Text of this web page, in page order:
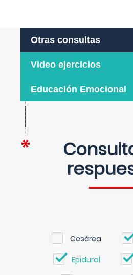
Otras consultas
Video ejercicios
Educación Emocional
Cesárea
Epidural